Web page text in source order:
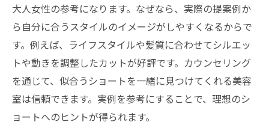
大人女性の参考になります。なぜなら、実際の提案例か
ら自分に合うスタイルのイメージがしやすくなるからで
す。例えば、ライフスタイルや髪質に合わせてシルエッ
トや動きを調整したカットが好評です。カウンセリング
を通じて、似合うショートを一緒に見つけてくれる美容
室は信頼できます。実例を参考にすることで、理想のシ
ョートへのヒントが得られます。